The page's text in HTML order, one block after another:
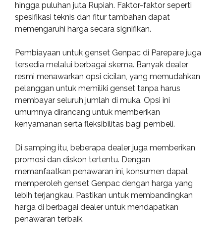
hingga puluhan juta Rupiah. Faktor-faktor seperti
spesifikasi teknis dan fitur tambahan dapat
memengaruhi harga secara signifikan.
Pembiayaan untuk genset Genpac di Parepare juga
tersedia melalui berbagai skema. Banyak dealer
resmi menawarkan opsi cicilan, yang memudahkan
pelanggan untuk memiliki genset tanpa harus
membayar seluruh jumlah di muka. Opsi ini
umumnya dirancang untuk memberikan
kenyamanan serta fleksibilitas bagi pembeli.
Di samping itu, beberapa dealer juga memberikan
promosi dan diskon tertentu. Dengan
memanfaatkan penawaran ini, konsumen dapat
memperoleh genset Genpac dengan harga yang
lebih terjangkau. Pastikan untuk membandingkan
harga di berbagai dealer untuk mendapatkan
penawaran terbaik.